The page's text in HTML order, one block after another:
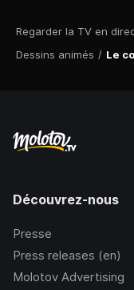
Regarder la TV en
Dessins animés / Le
Découvrez-nous
Presse
Press releases (en)
Molotov Advertising